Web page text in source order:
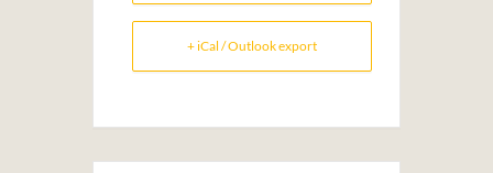
+ iCal / Outlook export